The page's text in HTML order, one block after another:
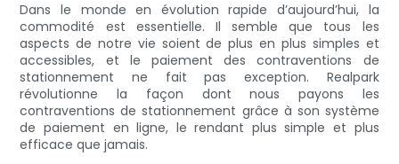
Dans le monde en évolution rapide d’aujourd’hui, la
commodité est essentielle. Il semble que tous les
aspects de notre vie soient de plus en plus simples et
accessibles, et le paiement des contraventions de
stationnement ne fait pas exception. Realpark
révolutionne la façon dont nous payons les
contraventions de stationnement grâce à son système
de paiement en ligne, le rendant plus simple et plus
efficace que jamais.